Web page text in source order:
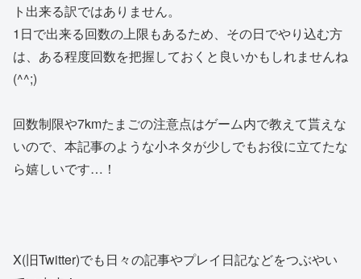
ト出来る訳ではありません。
1日で出来る回数の上限もあるため、その日でやり込む方
は、ある程度回数を把握しておくと良いかもしれませんね
(^^;)
回数制限や7kmたまごの注意点はゲーム内で教えて貰えな
いので、本記事のような小ネタが少しでもお役に立てたな
ら嬉しいです…！
X(旧Twitter)でも日々の記事やプレイ日記などをつぶやい